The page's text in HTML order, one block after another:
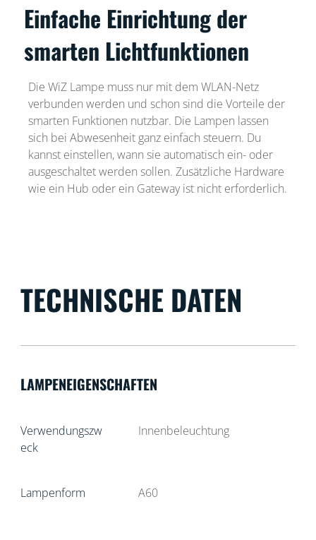
Einfache Einrichtung der
smarten Lichtfunktionen
Die WiZ Lampe muss nur mit dem WLAN-Netz
verbunden werden und schon sind die Vorteile der
smarten Funktionen nutzbar. Die Lampen lassen
sich bei Abwesenheit ganz einfach steuern. Du
kannst einstellen, wann sie automatisch ein- oder
ausgeschaltet werden sollen. Zusätzliche Hardware
wie ein Hub oder ein Gateway ist nicht erforderlich.
TECHNISCHE DATEN
LAMPENEIGENSCHAFTEN
Verwendungszw
eck
Innenbeleuchtung
Lampenform A60